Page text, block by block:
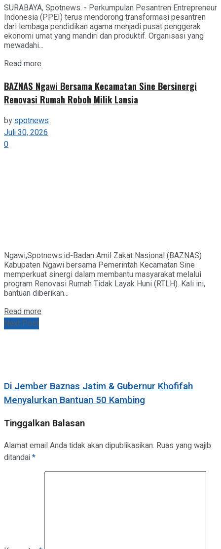
SURABAYA, Spotnews. - Perkumpulan Pesantren Entrepreneur
Indonesia (PPEI) terus mendorong transformasi pesantren
dari lembaga pendidikan agama menjadi pusat penggerak
ekonomi umat yang mandiri dan produktif. Organisasi yang
mewadahi...
Read more
BAZNAS Ngawi Bersama Kecamatan Sine Bersinergi
Renovasi Rumah Roboh Milik Lansia
byspotnews
Juli 30, 2026
0
Ngawi,Spotnews.id-Badan Amil Zakat Nasional (BAZNAS)
Kabupaten Ngawi bersama Pemerintah Kecamatan Sine
memperkuat sinergi dalam membantu masyarakat melalui
program Renovasi Rumah Tidak Layak Huni (RTLH). Kali ini,
bantuan diberikan...
Read more
Next Post
Di Jember Baznas Jatim & Gubernur Khofifah
Menyalurkan Bantuan 50 Kambing
Tinggalkan Balasan
Alamat email Anda tidak akan dipublikasikan. Ruas yang wajib
ditandai*